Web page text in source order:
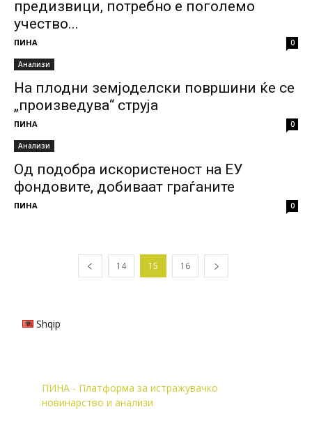
предизвици, потребно е поголемо
учество...
ПИНА 0
Анализи
На плодни земјоделски површини ќе се
„произведува“ струја
ПИНА 0
Анализи
Од подобра искористеност на ЕУ
фондовите, добиваат граѓаните
ПИНА 0
14 15 16
Shqip
ПИНА - Платформа за истражувачко
новинарство и анализи